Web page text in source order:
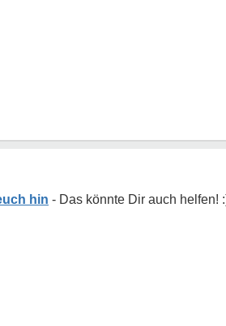
hin